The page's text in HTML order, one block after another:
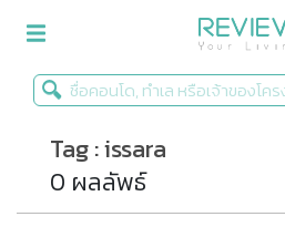
รีวิวคอนโด
รีวิวบ้าน
Tag : issara
0 ผลลัพธ์